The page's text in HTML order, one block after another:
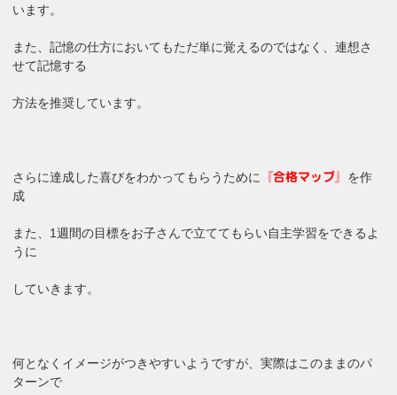
います。
また、記憶の仕方においてもただ単に覚えるのではなく、連想さ
せて記憶する
方法を推奨しています。
さらに達成した喜びをわかってもらうために 『合格マップ』 を作
成
また、1週間の目標をお子さんで立ててもらい自主学習をできるよ
うに
していきます。
何となくイメージがつきやすいようですが、実際はこのままのパ
ターンで